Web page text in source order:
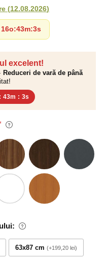
excelent!
Reduceri de vară de până
: 43m : 3s
63x87 cm +199,20 lei
(12.08.2026)
16o:43m:3s